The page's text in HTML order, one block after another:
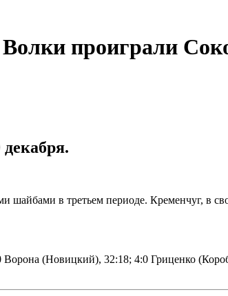
проиграли
шайбами в третьем периоде. Кременчуг, в
(Новицкий), 32:18; 4:0 Гриценко